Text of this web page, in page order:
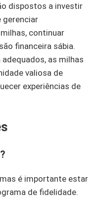
dispostos a investir
gerenciar
continuar
financeira sábia.
as milhas
valiosa de
experiências de
é importante estar
de fidelidade.